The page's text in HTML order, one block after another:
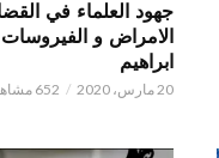
جهود العلماء في
الامراض و
ابراهيم
20 مارس، 2020 652 مشاهدات